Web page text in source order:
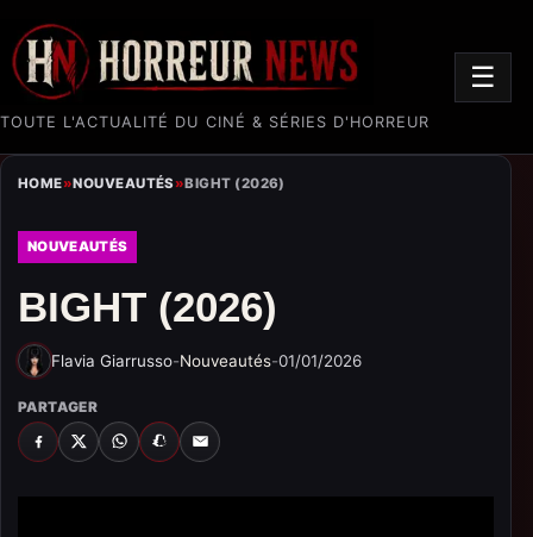
TOUTE L'ACTUALITÉ DU CINÉ & SÉRIES D'HORREUR
☰
HOME»NOUVEAUTÉS»BIGHT (2026)
NOUVEAUTÉS
BIGHT (2026)
Flavia Giarrusso-Nouveautés-01/01/2026
PARTAGER
FACEBOOK
X WHATSAPP
SNAPCHAT
EMAIL